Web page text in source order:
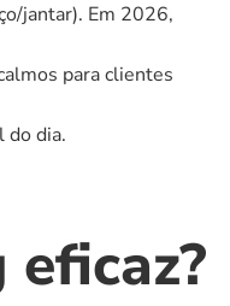
jantar). Em 2026,
para clientes
do dia.